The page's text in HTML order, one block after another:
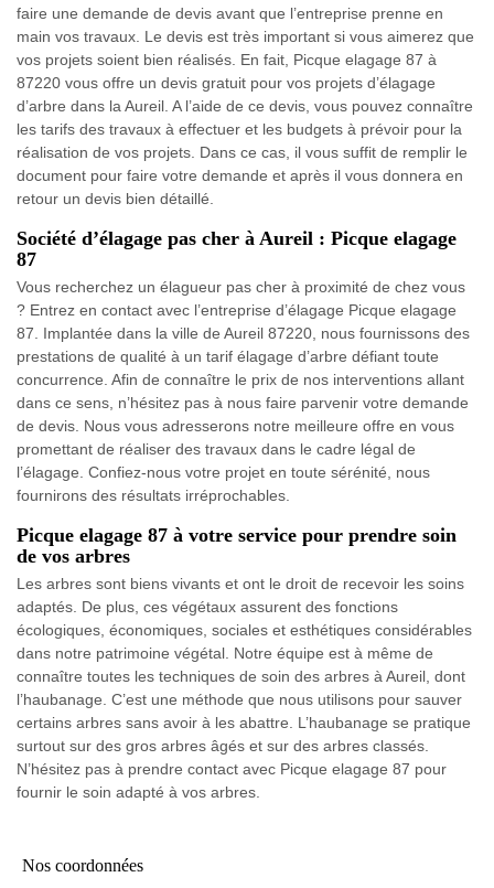
faire une demande de devis avant que l’entreprise prenne en
main vos travaux. Le devis est très important si vous aimerez que
vos projets soient bien réalisés. En fait, Picque elagage 87 à
87220 vous offre un devis gratuit pour vos projets d’élagage
d’arbre dans la Aureil. A l’aide de ce devis, vous pouvez connaître
les tarifs des travaux à effectuer et les budgets à prévoir pour la
réalisation de vos projets. Dans ce cas, il vous suffit de remplir le
document pour faire votre demande et après il vous donnera en
retour un devis bien détaillé.
Société d’élagage pas cher à Aureil : Picque elagage
87
Vous recherchez un élagueur pas cher à proximité de chez vous
? Entrez en contact avec l’entreprise d’élagage Picque elagage
87. Implantée dans la ville de Aureil 87220, nous fournissons des
prestations de qualité à un tarif élagage d’arbre défiant toute
concurrence. Afin de connaître le prix de nos interventions allant
dans ce sens, n’hésitez pas à nous faire parvenir votre demande
de devis. Nous vous adresserons notre meilleure offre en vous
promettant de réaliser des travaux dans le cadre légal de
l’élagage. Confiez-nous votre projet en toute sérénité, nous
fournirons des résultats irréprochables.
Picque elagage 87 à votre service pour prendre soin
de vos arbres
Les arbres sont biens vivants et ont le droit de recevoir les soins
adaptés. De plus, ces végétaux assurent des fonctions
écologiques, économiques, sociales et esthétiques considérables
dans notre patrimoine végétal. Notre équipe est à même de
connaître toutes les techniques de soin des arbres à Aureil, dont
l’haubanage. C’est une méthode que nous utilisons pour sauver
certains arbres sans avoir à les abattre. L’haubanage se pratique
surtout sur des gros arbres âgés et sur des arbres classés.
N’hésitez pas à prendre contact avec Picque elagage 87 pour
fournir le soin adapté à vos arbres.
Nos coordonnées